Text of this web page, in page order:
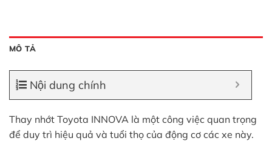
MÔ TẢ
Nội dung chính
Thay nhớt Toyota INNOVA là một công việc quan trọng
để duy trì hiệu quả và tuổi thọ của động cơ các xe này.